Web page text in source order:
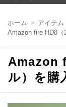
ツ
ホーム
アイテム
Amazon fire HD8（
Amazon
ル）を購